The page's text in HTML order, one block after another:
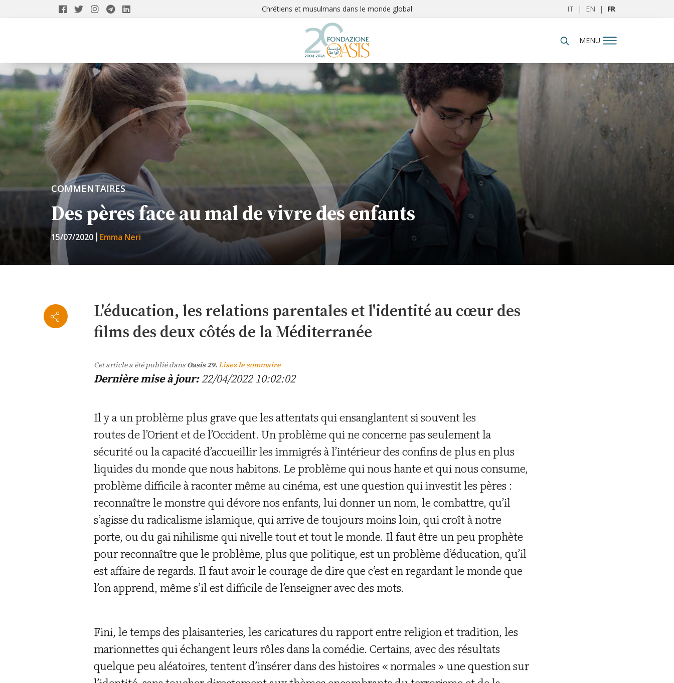
Chrétiens et musulmans dans le monde global IT | EN | FR
MENU
COMMENTAIRES
Des pères face au mal de vivre des enfants
15/07/2020 Emma Neri
L'éducation, les relations parentales et l'identité au cœur des
films des deux côtés de la Méditerranée
Cet article a été publié dans Oasis 29.Lisez le sommaire
Dernière mise à jour:22/04/2022 10:02:02
Il y a un problème plus grave que les attentats qui ensanglantent si souvent les
routes de l’Orient et de l’Occident. Un problème qui ne concerne pas seulement la
sécurité ou la capacité d’accueillir les immigrés à l’intérieur des confins de plus en plus
liquides du monde que nous habitons. Le problème qui nous hante et qui nous consume,
problème difficile à raconter même au cinéma, est une question qui investit les pères :
reconnaître le monstre qui dévore nos enfants, lui donner un nom, le combattre, qu’il
s’agisse du radicalisme islamique, qui arrive de toujours moins loin, qui croît à notre
porte, ou du gai nihilisme qui nivelle tout et tout le monde. Il faut être un peu prophète
pour reconnaître que le problème, plus que politique, est un problème d’éducation, qu’il
est affaire de regards. Il faut avoir le courage de dire que c’est en regardant le monde que
l’on apprend, même s’il est difficile de l’enseigner avec des mots.
Fini, le temps des plaisanteries, les caricatures du rapport entre religion et tradition, les
marionnettes qui échangent leurs rôles dans la comédie. Certains, avec des résultats
quelque peu aléatoires, tentent d’insérer dans des histoires « normales » une question sur